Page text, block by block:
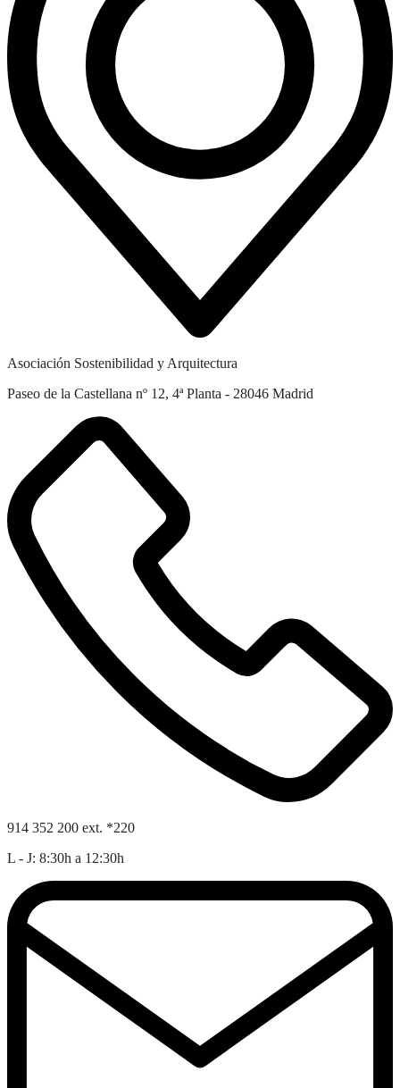
Asociación Sostenibilidad y Arquitectura
Paseo de la Castellana nº 12, 4ª Planta - 28046 Madrid
914 352 200 ext. *220
L - J: 8:30h a 12:30h